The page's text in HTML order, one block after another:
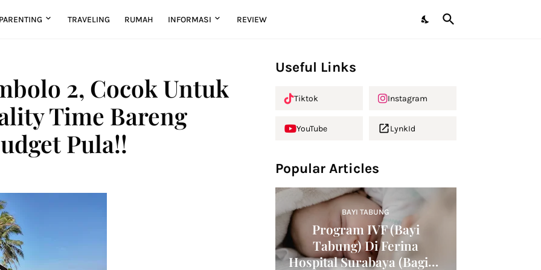
TRAVELING RUMAH INFORMASI REVIEW
2, Cocok Untuk
Time Bareng
Pula!!
Useful Links
Tiktok Instagram
YouTube LynkId
Popular Articles
BAYI TABUNG
Program IVF (Bayi
Tabung) Di Ferina
Hospital Surabaya (Bagian